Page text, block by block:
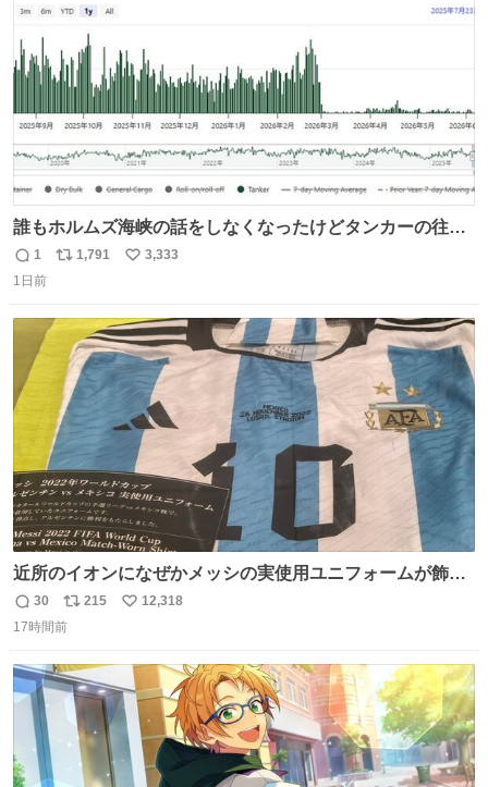
数
誰もホルムズ海峡の話をしなくなったけどタンカーの往来
は消滅したままですねと
返
信
1
リ
ト
数
1,791
い
数
3,333
1日前
近所のイオンになぜかメッシの実使用ユニフォームが飾っ
てあっておもろい
返
信
30
リ
ポ
ト
数
215
い
数
12,318
17時間前